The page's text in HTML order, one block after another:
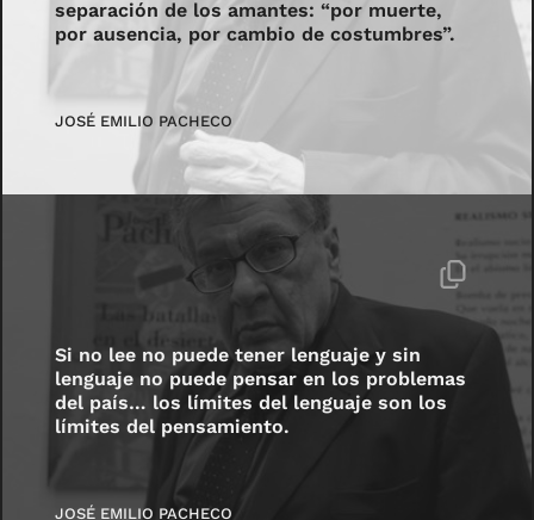
separación de los amantes: “por muerte,
por ausencia, por cambio de costumbres”.
JOSÉ EMILIO PACHECO
Si no lee no puede tener lenguaje y sin
lenguaje no puede pensar en los problemas
del país… los límites del lenguaje son los
límites del pensamiento.
JOSÉ EMILIO PACHECO